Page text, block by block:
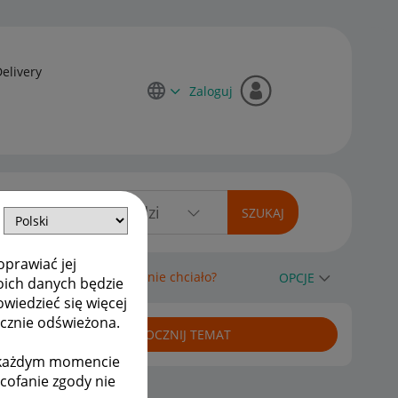
jej
danych będzie
się więcej
odświeżona.
momencie
zgody nie
Zaloguj
nie odebrał bo mu się nie chciało? OPCJE
ROZPOCZNIJ TEMAT